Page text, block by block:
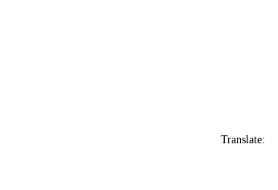
Translate: